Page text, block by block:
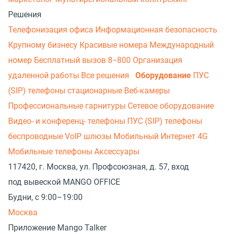
Решения
Телефонизация офиса Информационная безопасность
Крупному бизнесу Красивые номера Международный
номер Бесплатный вызов 8−800 Организация
удаленной работы Все решения Оборудование ПУС
(SIP) телефоны стационарные Веб-камеры
Профессиональные гарнитуры Сетевое оборудование
Видео- и конференц- телефоны ПУС (SIP) телефоны
беспроводные VoIP шлюзы Мобильный Интернет 4G
Мобильные телефоны Аксессуары
117420, г. Москва, ул. Профсоюзная, д. 57, вход
под вывеской MANGO OFFICE
Будни, с 9:00–19:00
Москва
Приложение Mango Talker